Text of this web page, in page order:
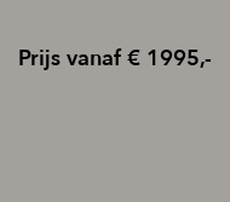
Prijs vanaf € 1995,-